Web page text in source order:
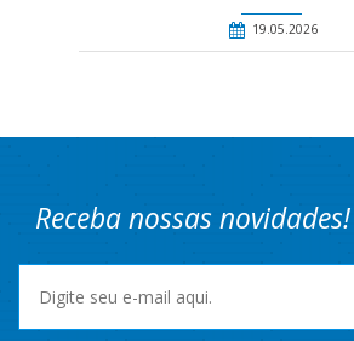
19.05.2026
Receba nossas